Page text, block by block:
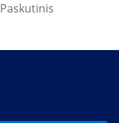
Paskutinis